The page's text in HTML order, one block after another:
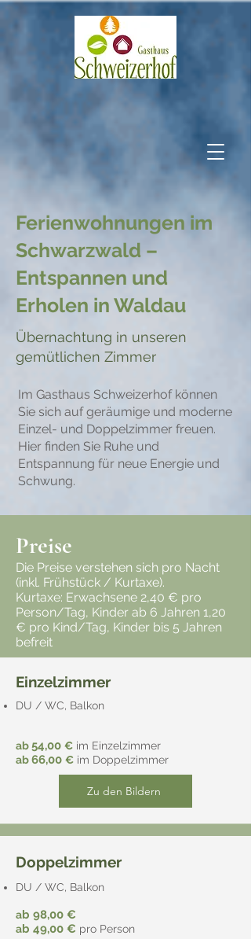
Ferienwohnungen im
Schwarzwald –
Entspannen und
Erholen in Waldau
Übernachtung in unseren
gemütlichen Zimmer
Im Gasthaus Schweizerhof können
Sie sich auf geräumige und moderne
Einzel- und Doppelzimmer freuen.
Hier finden Sie Ruhe und
Entspannung für neue Energie und
Schwung.
Preise
Die Preise verstehen sich pro Nacht
(inkl. Frühstück / Kurtaxe).
Kurtaxe: Erwachsene 2,40 € pro
Person/Tag, Kinder ab 6 Jahren 1,20
€ pro Kind/Tag, Kinder bis 5 Jahren
befreit
Einzelzimmer
DU / WC, Balkon
ab54,00 € im Einzelzimmer
ab66,00 € im Doppelzimmer
Zu den Bildern
Doppelzimmer
DU / WC, Balkon
ab 98,00 €
ab 49,00 € pro Person